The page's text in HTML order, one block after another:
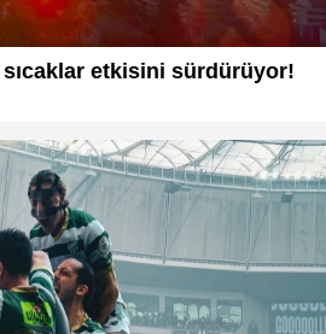
etkisini sürdürüyor!